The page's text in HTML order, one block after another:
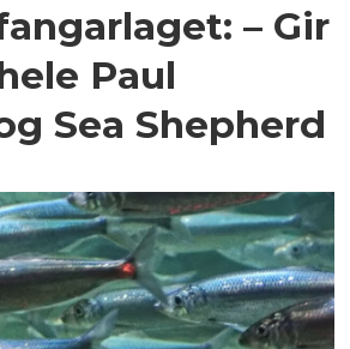
– Gir
Paul
Sea Shepherd